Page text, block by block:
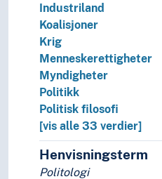
Industriland
Koalisjoner
Krig
Menneskerettigheter
Myndigheter
Politikk
Politisk filosofi
[vis alle 33 verdier]
Henvisningsterm
Politologi